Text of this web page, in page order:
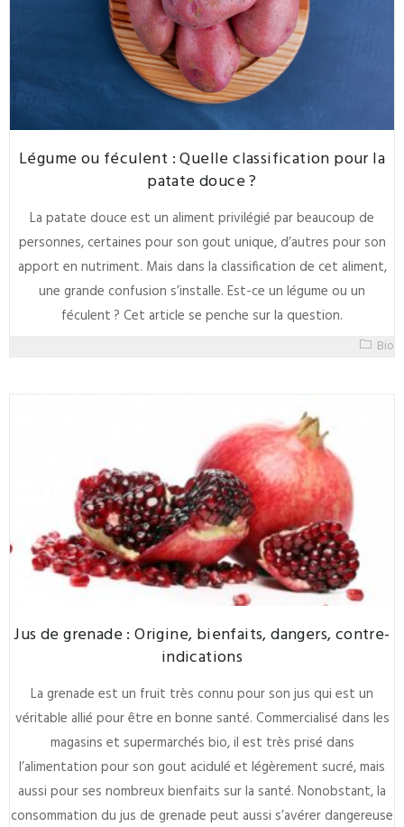
Légume ou féculent : Quelle classification pour la
patate douce ?
La patate douce est un aliment privilégié par beaucoup de
personnes, certaines pour son gout unique, d’autres pour son
apport en nutriment. Mais dans la classification de cet aliment,
une grande confusion s’installe. Est-ce un légume ou un
féculent ? Cet article se penche sur la question.
Bio
Jus de grenade : Origine, bienfaits, dangers, contre-
indications
La grenade est un fruit très connu pour son jus qui est un
véritable allié pour être en bonne santé. Commercialisé dans les
magasins et supermarchés bio, il est très prisé dans
l’alimentation pour son gout acidulé et légèrement sucré, mais
aussi pour ses nombreux bienfaits sur la santé. Nonobstant, la
consommation du jus de grenade peut aussi s’avérer dangereuse